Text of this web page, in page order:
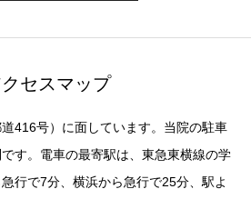
セスマップ
416号）に面しています。当院の駐車
す。電車の最寄駅は、東急東横線の学
行で7分、横浜から急行で25分、駅よ